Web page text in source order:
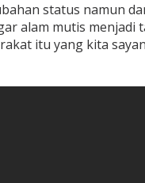
status namun
alam mutis
itu yang kita